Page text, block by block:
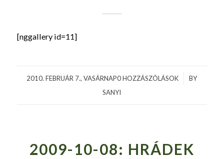
[nggallery id=11]
2010. FEBRUÁR 7., VASÁRNAP0 HOZZÁSZÓLÁSOK
/
BY
SANYI
2009-10-08: HRÁDEK